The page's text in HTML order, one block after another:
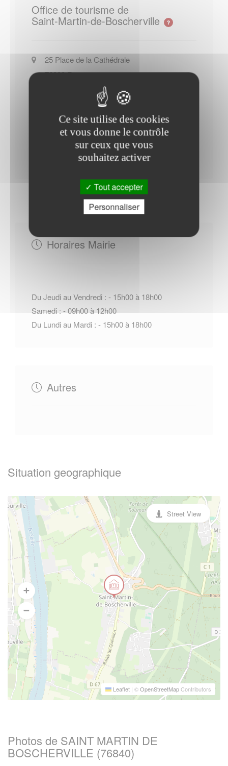
Office de tourisme de
Saint-Martin-de-Boscherville
25 Place de la Cathédrale
76000Rouen
+33 (0)2 32 08 32 40
Site officiel de l Office de tourisme
de Saint-Martin-de-Boscherville
Contacter l'office de tourisme
Horaires Mairie
Du Jeudi au Vendredi : - 15h00 à 18h00
Samedi : - 09h00 à 12h00
Du Lundi au Mardi : - 15h00 à 18h00
Autres
Situation geographique
Leaflet | ©OpenStreetMapContributors
Street View
Photos de SAINT MARTIN DE
BOSCHERVILLE (76840)
Ce site utilise des cookies
et vous donne le contrôle
sur ceux que vous
souhaitez activer
Tout accepter
Personnaliser